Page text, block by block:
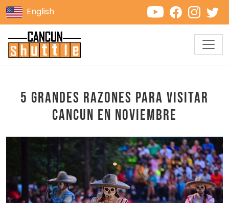
English
5 Grandes Razones para Visitar
Cancun en Noviembre